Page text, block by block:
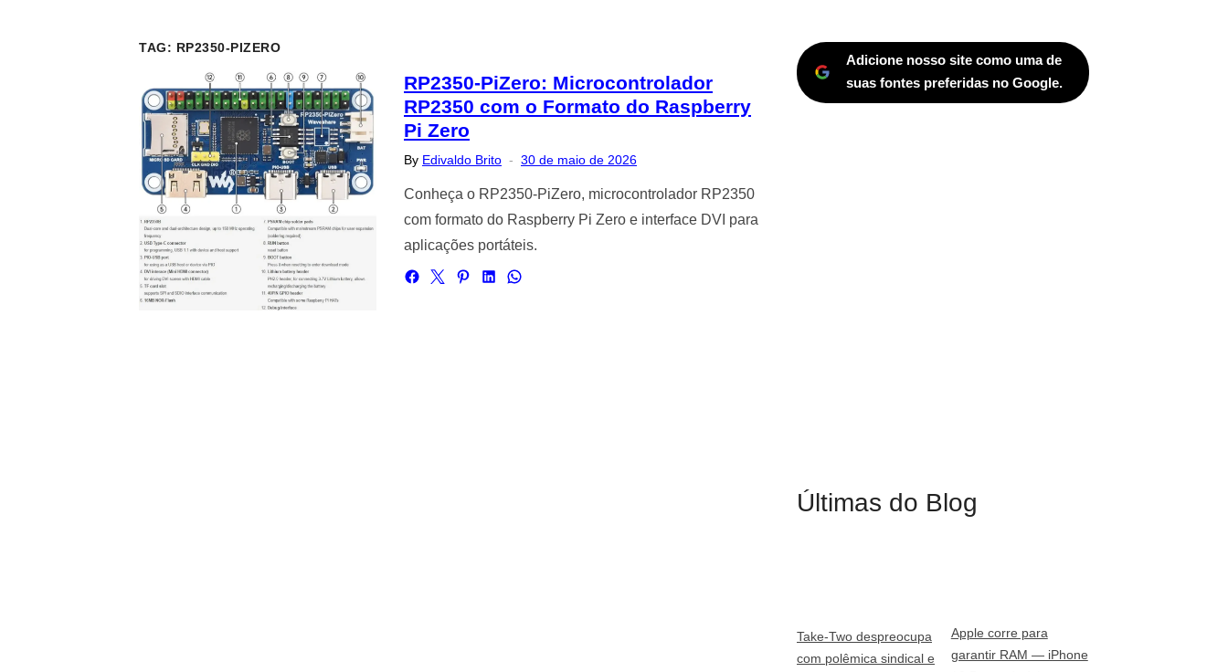
TAG: RP2350-PIZERO
RP2350-PiZero: Microcontrolador
RP2350 com o Formato do Raspberry
Pi Zero
By Edivaldo Brito
Posted
30 de maio de 2026
Conheça o RP2350-PiZero, microcontrolador RP2350
com formato do Raspberry Pi Zero e interface DVI para
aplicações portáteis.
Adicione nosso site como uma de
suas fontes preferidas no Google.
Últimas do Blog
Take-Two despreocupa
com polêmica sindical e
Apple corre para
garantir RAM — iPhone